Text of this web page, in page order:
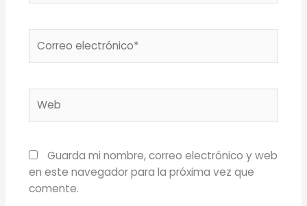
electrónico*
Guarda mi nombre, correo electrónico y web
en este navegador para la próxima vez que
comente.